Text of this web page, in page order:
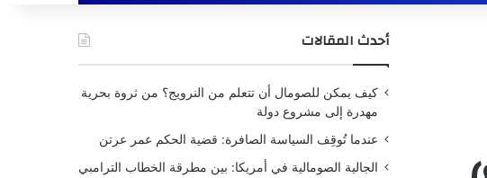
عن
أحدث المقالات
كيف يمكن للصومال أن تتعلم من النرويج؟ من ثروة بحرية
مهدرة إلى مشروع دولة
عندما تُوقِف السياسة الصافرة: قضية الحكم عمر عرتن
الجالية الصومالية في أمريكا: بين مطرقة الخطاب الترامبي